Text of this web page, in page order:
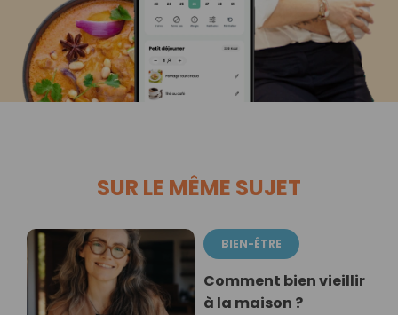
SUR LE MÊME SUJET
BIEN-ÊTRE
Comment bien vieillir
à la maison ?